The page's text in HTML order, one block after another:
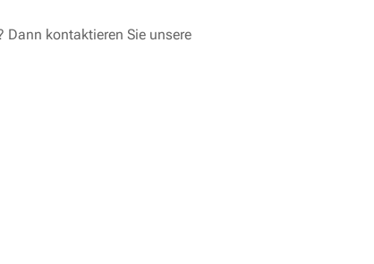
Dann kontaktieren Sie unsere